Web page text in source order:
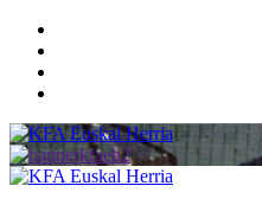
Saltar
contenido
Menú